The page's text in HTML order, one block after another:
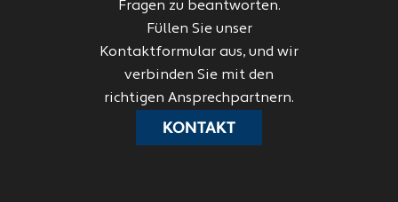
Fragen zu beantworten.
Füllen Sie unser
Kontaktformular aus, und wir
verbinden Sie mit den
richtigen Ansprechpartnern.
KONTAKT